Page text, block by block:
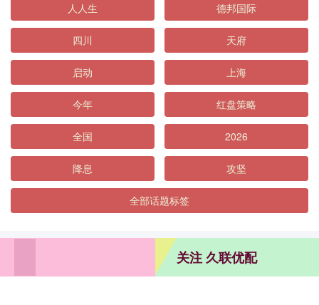
人人生 德邦国际
四川 天府
启动 上海
今年 红盘策略
全国 2026
降息 攻坚
全部话题标签
关注 久联优配